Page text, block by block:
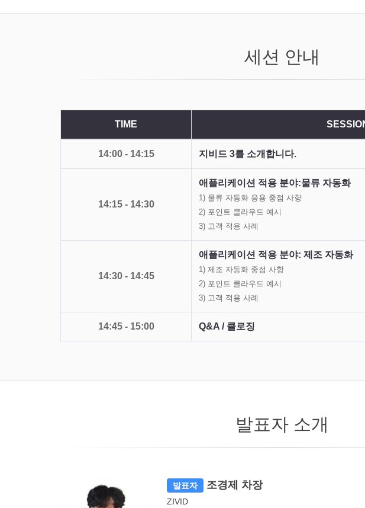
세션 안내
TIME
14:00 - 14:15 지비드 3를 소개합니다.
14:15 - 14:30
애플리케이션 적용 분야:물류 자동화
1) 물류 자동화 응용 중점 사항
2) 포인트 클라우드 예시
3) 고객 적용 사례
14:30 - 14:45
애플리케이션 적용 분야: 제조 자동화
1) 제조 자동화 중점 사항
2) 포인트 클라우드 예시
3) 고객 적용 사례
14:45 - 15:00 Q&A / 클로징
발표자 소개
발표자 조경제 차장
ZIVID